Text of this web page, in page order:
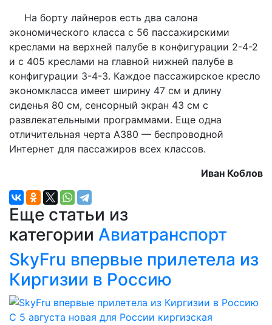
На борту лайнеров есть два салона
экономического класса с 56 пассажирскими
креслами на верхней палубе в конфигурации 2-4-2
и с 405 креслами на главной нижней палубе в
конфигурации 3-4-3. Каждое пассажирское кресло
экономкласса имеет ширину 47 см и длину
сиденья 80 см, сенсорный экран 43 см с
развлекательными программами. Еще одна
отличительная черта А380 — беспроводной
Интернет для пассажиров всех классов.
Иван Коблов
Еще статьи из
категории Авиатранспорт
SkyFru впервые прилетела из
Киргизии в Россию
С 5 августа новая для России киргизская